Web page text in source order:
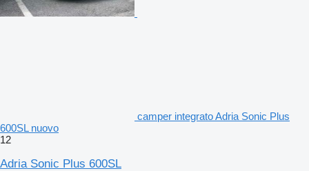
camper integrato Adria Sonic Plus
600SL nuovo
12
Adria Sonic Plus 600SL